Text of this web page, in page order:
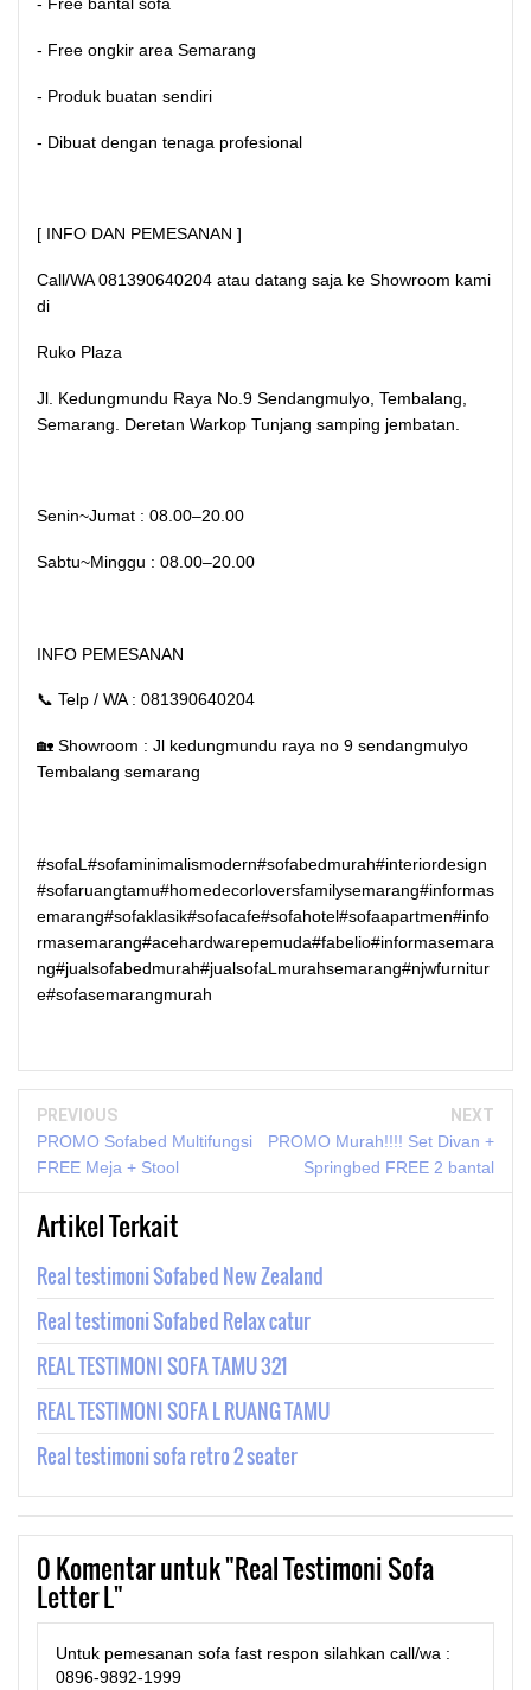
- Free ongkir area Semarang
- Produk buatan sendiri
- Dibuat dengan tenaga profesional
[ INFO DAN PEMESANAN ]
Call/WA 081390640204 atau datang saja ke Showroom kami
di
Ruko Plaza
Jl. Kedungmundu Raya No.9 Sendangmulyo, Tembalang,
Semarang. Deretan Warkop Tunjang samping jembatan.
Senin~Jumat : 08.00–20.00
Sabtu~Minggu : 08.00–20.00
INFO PEMESANAN
📞 Telp / WA : 081390640204
🏡 Showroom : Jl kedungmundu raya no 9 sendangmulyo
Tembalang semarang
#sofaL#sofaminimalismodern#sofabedmurah#interiordesign
#sofaruangtamu#homedecorloversfamilysemarang#informas
emarang#sofaklasik#sofacafe#sofahotel#sofaapartmen#info
rmasemarang#acehardwarepemuda#fabelio#informasemara
ng#jualsofabedmurah#jualsofaLmurahsemarang#njwfurnitur
e#sofasemarangmurah
PREVIOUS
PROMO Sofabed Multifungsi
FREE Meja + Stool
NEXT
PROMO Murah!!!! Set Divan +
Springbed FREE 2 bantal
Artikel Terkait
Real testimoni Sofabed New Zealand
Real testimoni Sofabed Relax catur
REAL TESTIMONI SOFA TAMU 321
REAL TESTIMONI SOFA L RUANG TAMU
Real testimoni sofa retro 2 seater
0Komentar untuk "Real Testimoni Sofa
Letter L"
Untuk pemesanan sofa fast respon silahkan call/wa :
0896-9892-1999